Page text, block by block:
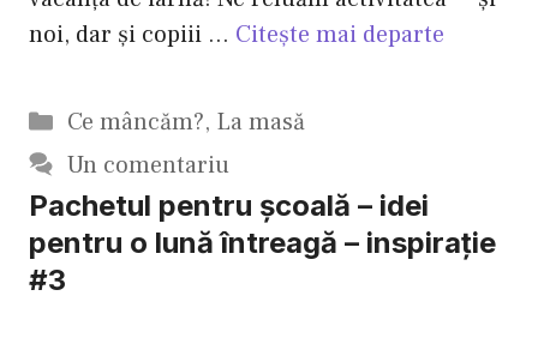
noi, dar și copiii … Citește mai departe
Categorii
Ce mâncăm?, La masă
Un comentariu
Pachetul pentru școală – idei
pentru o lună întreagă – inspirație
#3